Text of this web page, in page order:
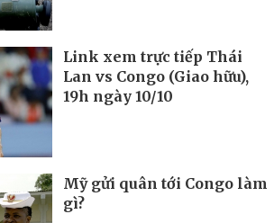
Link xem trực tiếp Thái
Lan vs Congo (Giao hữu),
19h ngày 10/10
Mỹ gửi quân tới Congo làm
gì?